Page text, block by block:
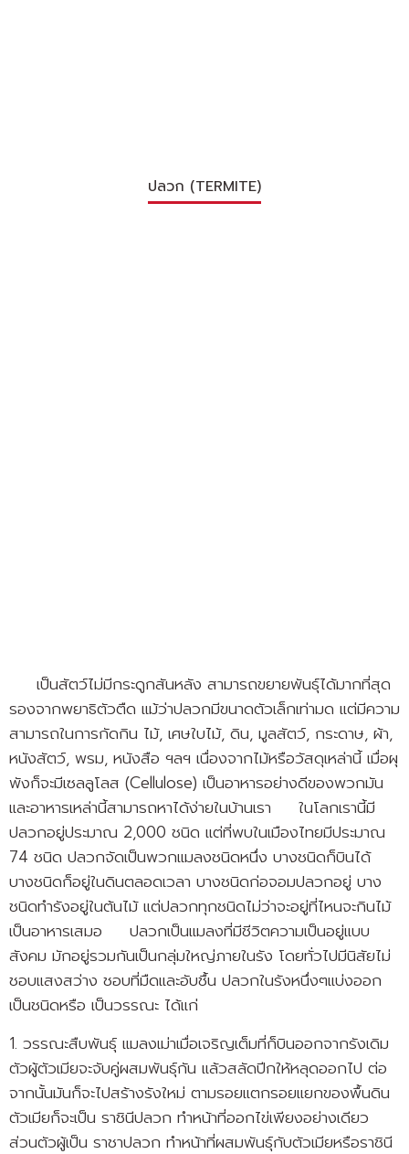
ปลวก (TERMITE)
เป็นสัตว์ไม่มีกระดูกสันหลัง สามารถขยายพันธุ์ได้มากที่สุด
รองจากพยาธิตัวตืด แม้ว่าปลวกมีขนาดตัวเล็กเท่ามด แต่มีความ
สามารถในการกัดกิน ไม้, เศษใบไม้, ดิน, มูลสัตว์, กระดาษ, ผ้า,
หนังสัตว์, พรม, หนังสือ ฯลฯ เนื่องจากไม้หรือวัสดุเหล่านี้ เมื่อผุ
พังก็จะมีเซลลูโลส (Cellulose) เป็นอาหารอย่างดีของพวกมัน
และอาหารเหล่านี้สามารถหาได้ง่ายในบ้านเรา ในโลกเรานี้มี
ปลวกอยู่ประมาณ 2,000 ชนิด แต่ที่พบในเมืองไทยมีประมาณ
74 ชนิด ปลวกจัดเป็นพวกแมลงชนิดหนึ่ง บางชนิดก็บินได้
บางชนิดก็อยู่ในดินตลอดเวลา บางชนิดก่อจอมปลวกอยู่ บาง
ชนิดทำรังอยู่ในต้นไม้ แต่ปลวกทุกชนิดไม่ว่าจะอยู่ที่ไหนจะกินไม้
เป็นอาหารเสมอ ปลวกเป็นแมลงที่มีชีวิตความเป็นอยู่แบบ
สังคม มักอยู่รวมกันเป็นกลุ่มใหญ่ภายในรัง โดยทั่วไปมีนิสัยไม่
ชอบแสงสว่าง ชอบที่มืดและอับชื้น ปลวกในรังหนึ่งๆแบ่งออก
เป็นชนิดหรือ เป็นวรรณะ ได้แก่
1. วรรณะสืบพันธุ์ แมลงเม่าเมื่อเจริญเต็มที่ก็บินออกจากรังเดิม
ตัวผู้ตัวเมียจะจับคู่ผสมพันธุ์กัน แล้วสลัดปีกให้หลุดออกไป ต่อ
จากนั้นมันก็จะไปสร้างรังใหม่ ตามรอยแตกรอยแยกของพื้นดิน
ตัวเมียก็จะเป็น ราชินีปลวก ทำหน้าที่ออกไข่เพียงอย่างเดียว
ส่วนตัวผู้เป็น ราชาปลวก ทำหน้าที่ผสมพันธุ์กับตัวเมียหรือราชินี